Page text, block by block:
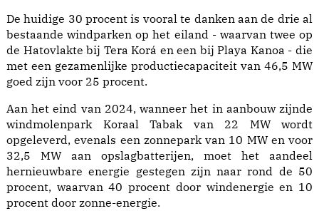
De huidige 30 procent is vooral te danken aan de drie al
bestaande windparken op het eiland - waarvan twee op
de Hatovlakte bij Tera Korá en een bij Playa Kanoa - die
met een gezamenlijke productiecapaciteit van 46,5 MW
goed zijn voor 25 procent.
Aan het eind van 2024, wanneer het in aanbouw zijnde
windmolenpark Koraal Tabak van 22 MW wordt
opgeleverd, evenals een zonnepark van 10 MW en voor
32,5 MW aan opslagbatterijen, moet het aandeel
hernieuwbare energie gestegen zijn naar rond de 50
procent, waarvan 40 procent door windenergie en 10
procent door zonne-energie.